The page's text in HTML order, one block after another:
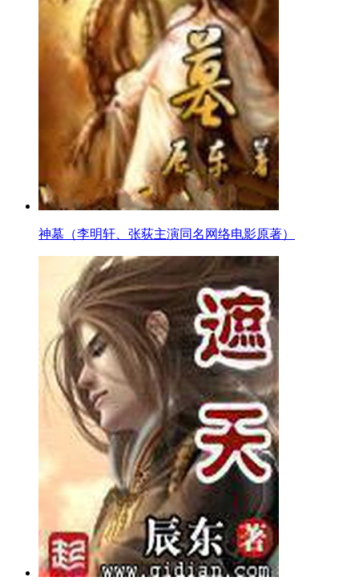
神墓（李明轩、张荻主演同名网络电影原著）